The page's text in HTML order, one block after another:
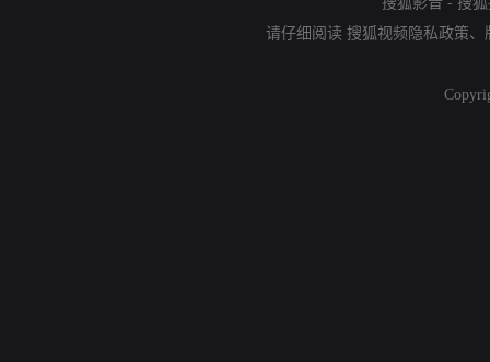
请仔细阅读 搜狐视频隐私政策、